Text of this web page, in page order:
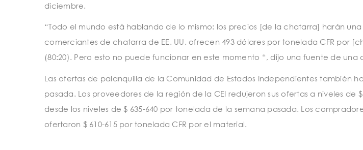
diciembre.
“Todo el mundo está hablando de lo mismo: los precios [de la chatarra] harán
comerciantes de chatarra de EE. UU. ofrecen 493 dólares por tonelada CFR por
(80:20). Pero esto no puede funcionar en este momento “, dijo una fuente de una
Las ofertas de palanquilla de la Comunidad de Estados Independientes también
pasada. Los proveedores de la región de la CEI redujeron sus ofertas a niveles de $
desde los niveles de $ 635-640 por tonelada de la semana pasada. Los
ofertaron $ 610-615 por tonelada CFR por el material.